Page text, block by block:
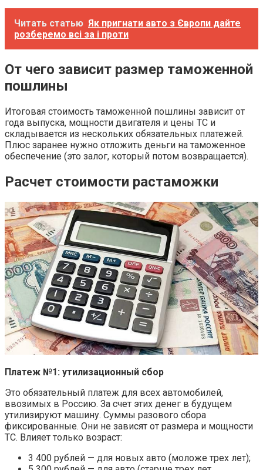
Читать статью Як пригнати авто з Європи дайте
розберемо всі за і проти
От чего зависит размер таможенной
пошлины
Итоговая стоимость таможенной пошлины зависит от
года выпуска, мощности двигателя и цены ТС и
складывается из нескольких обязательных платежей.
Плюс заранее нужно отложить деньги на таможенное
обеспечение (это залог, который потом возвращается).
Расчет стоимости растаможки
Платеж №1: утилизационный сбор
Это обязательный платеж для всех автомобилей,
ввозимых в Россию. За счет этих денег в будущем
утилизируют машину. Суммы разового сбора
фиксированные. Они не зависят от размера и мощности
ТС. Влияет только возраст:
3 400 рублей — для новых авто (моложе трех лет);